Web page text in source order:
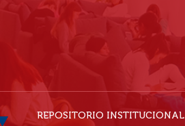
REPOSITORIO INSTITUCIONAL